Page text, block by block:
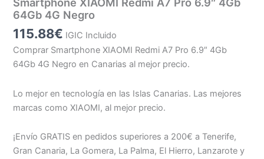
64Gb 4G Negro
115.88€ IGIC Incluido
Comprar Smartphone XIAOMI Redmi A7 Pro 6.9″ 4Gb
64Gb 4G Negro en Canarias al mejor precio.
Lo mejor en tecnología en las Islas Canarias. Las mejores
marcas como XIAOMI, al mejor precio.
¡Envío GRATIS en pedidos superiores a 200€ a Tenerife,
Gran Canaria, La Gomera, La Palma, El Hierro, Lanzarote y